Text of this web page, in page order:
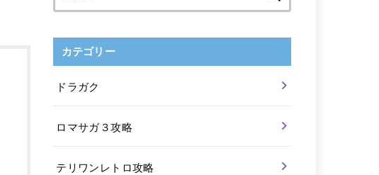
カテゴリー
ドラガク
ロマサガ３攻略
テリワンレトロ攻略